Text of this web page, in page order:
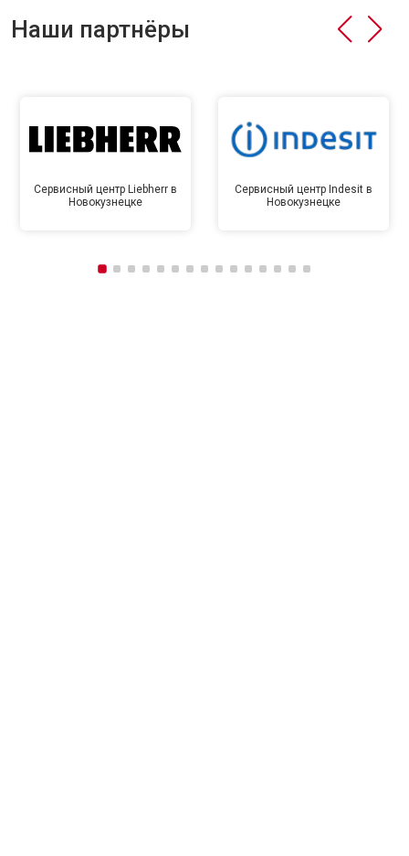
Наши партнёры
Сервисный центр Liebherr в
Новокузнецке
Сервисный центр Indesit в
Новокузнецке